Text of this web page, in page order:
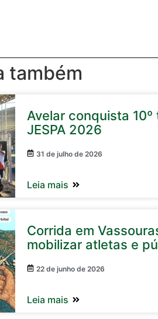
também
Avelar conquista 10º
JESPA 2026
31 de julho de 2026
Leia mais
Corrida em
mobilizar atletas e
22 de junho de 2026
Leia mais